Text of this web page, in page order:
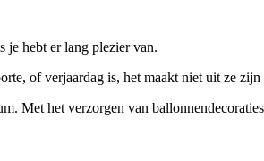
je hebt er lang plezier van.
of verjaardag is, het maakt niet uit ze
Met het verzorgen van